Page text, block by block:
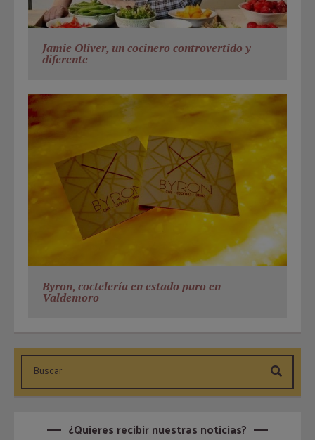
Jamie Oliver, un cocinero controvertido y
diferente
Byron, coctelería en estado puro en
Valdemoro
¿Quieres recibir nuestras noticias?